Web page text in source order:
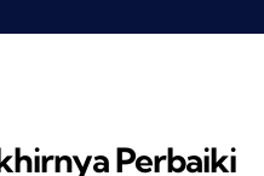
Perbaiki